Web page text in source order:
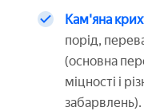
Кам'яна
порід,
(основна
міцності і
забарвлень).